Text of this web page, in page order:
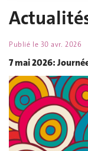
Publié le 30 avr. 2026
7 mai 2026: